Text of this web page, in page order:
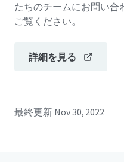
たちのチームにお問い合
ご覧ください。
詳細を見る
最終更新 Nov 30, 2022